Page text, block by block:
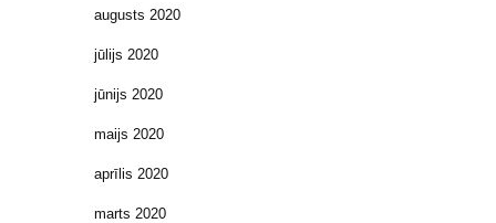
augusts 2020
jūlijs 2020
jūnijs 2020
maijs 2020
aprīlis 2020
marts 2020